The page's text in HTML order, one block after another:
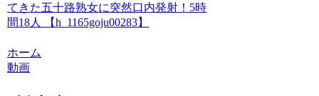
てきた五十路熟女に突然口内発射！5時
間18人 【h_1165goju00283】
ホーム
動画